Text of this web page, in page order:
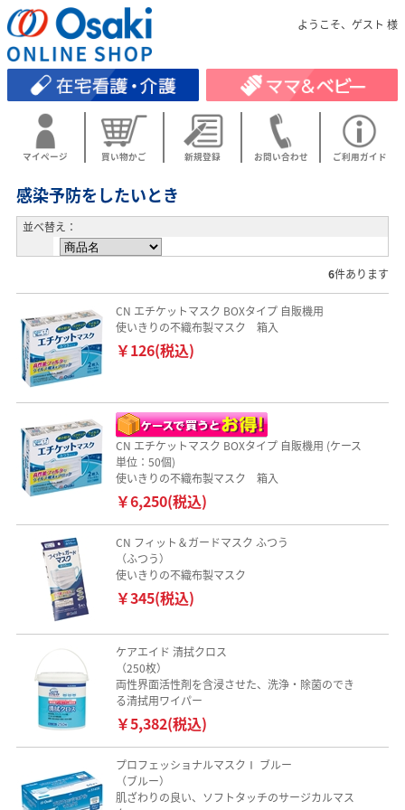
ようこそ、ゲスト 様
マイページ 買い物かご 新規登録 お問い合わせ ご利用ガイド
感染予防をしたいとき
並べ替え：
6件あります
CN エチケットマスク BOXタイプ 自販機用
使いきりの不織布製マスク 箱入
￥126(税込)
CN エチケットマスク BOXタイプ 自販機用 (ケース
単位：50個)
使いきりの不織布製マスク 箱入
￥6,250(税込)
CN フィット＆ガードマスク ふつう
（ふつう）
使いきりの不織布製マスク
￥345(税込)
ケアエイド 清拭クロス
（250枚）
両性界面活性剤を含浸させた、洗浄・除菌のでき
る清拭用ワイパー
￥5,382(税込)
プロフェッショナルマスクⅠ ブルー
（ブルー）
肌ざわりの良い、ソフトタッチのサージカルマス